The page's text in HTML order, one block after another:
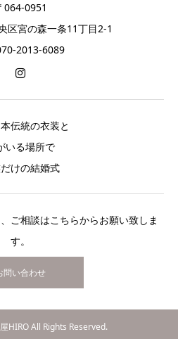
064-0951
区宮の森一条11丁目2-1
2013-6089
伝統の衣装と
いる場所で
けの結婚式
ご相談はこちらからお願い致しま
す。
問い合わせ
HIRO All Rights Reserved.